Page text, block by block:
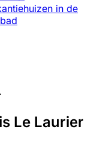
in de
Le Laurier